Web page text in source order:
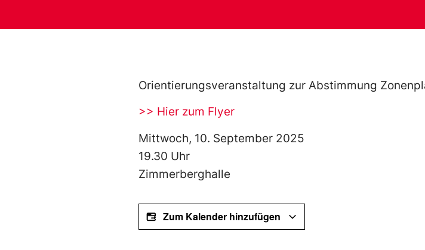
Orientierungsveranstaltung zur Abstimmung
>> Hier zum Flyer
Mittwoch, 10. September 2025
19.30 Uhr
Zimmerberghalle
Zum Kalender hinzufügen